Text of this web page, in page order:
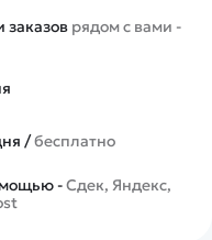
заказов рядом с вами -
/бесплатно
-Сдек, Яндекс,